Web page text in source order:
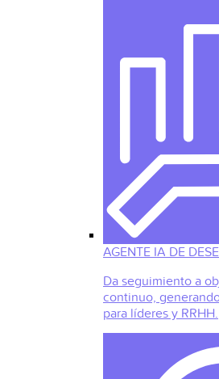
AGENTE IA DE
Da seguimiento a
continuo,
para líderes y RRHH.